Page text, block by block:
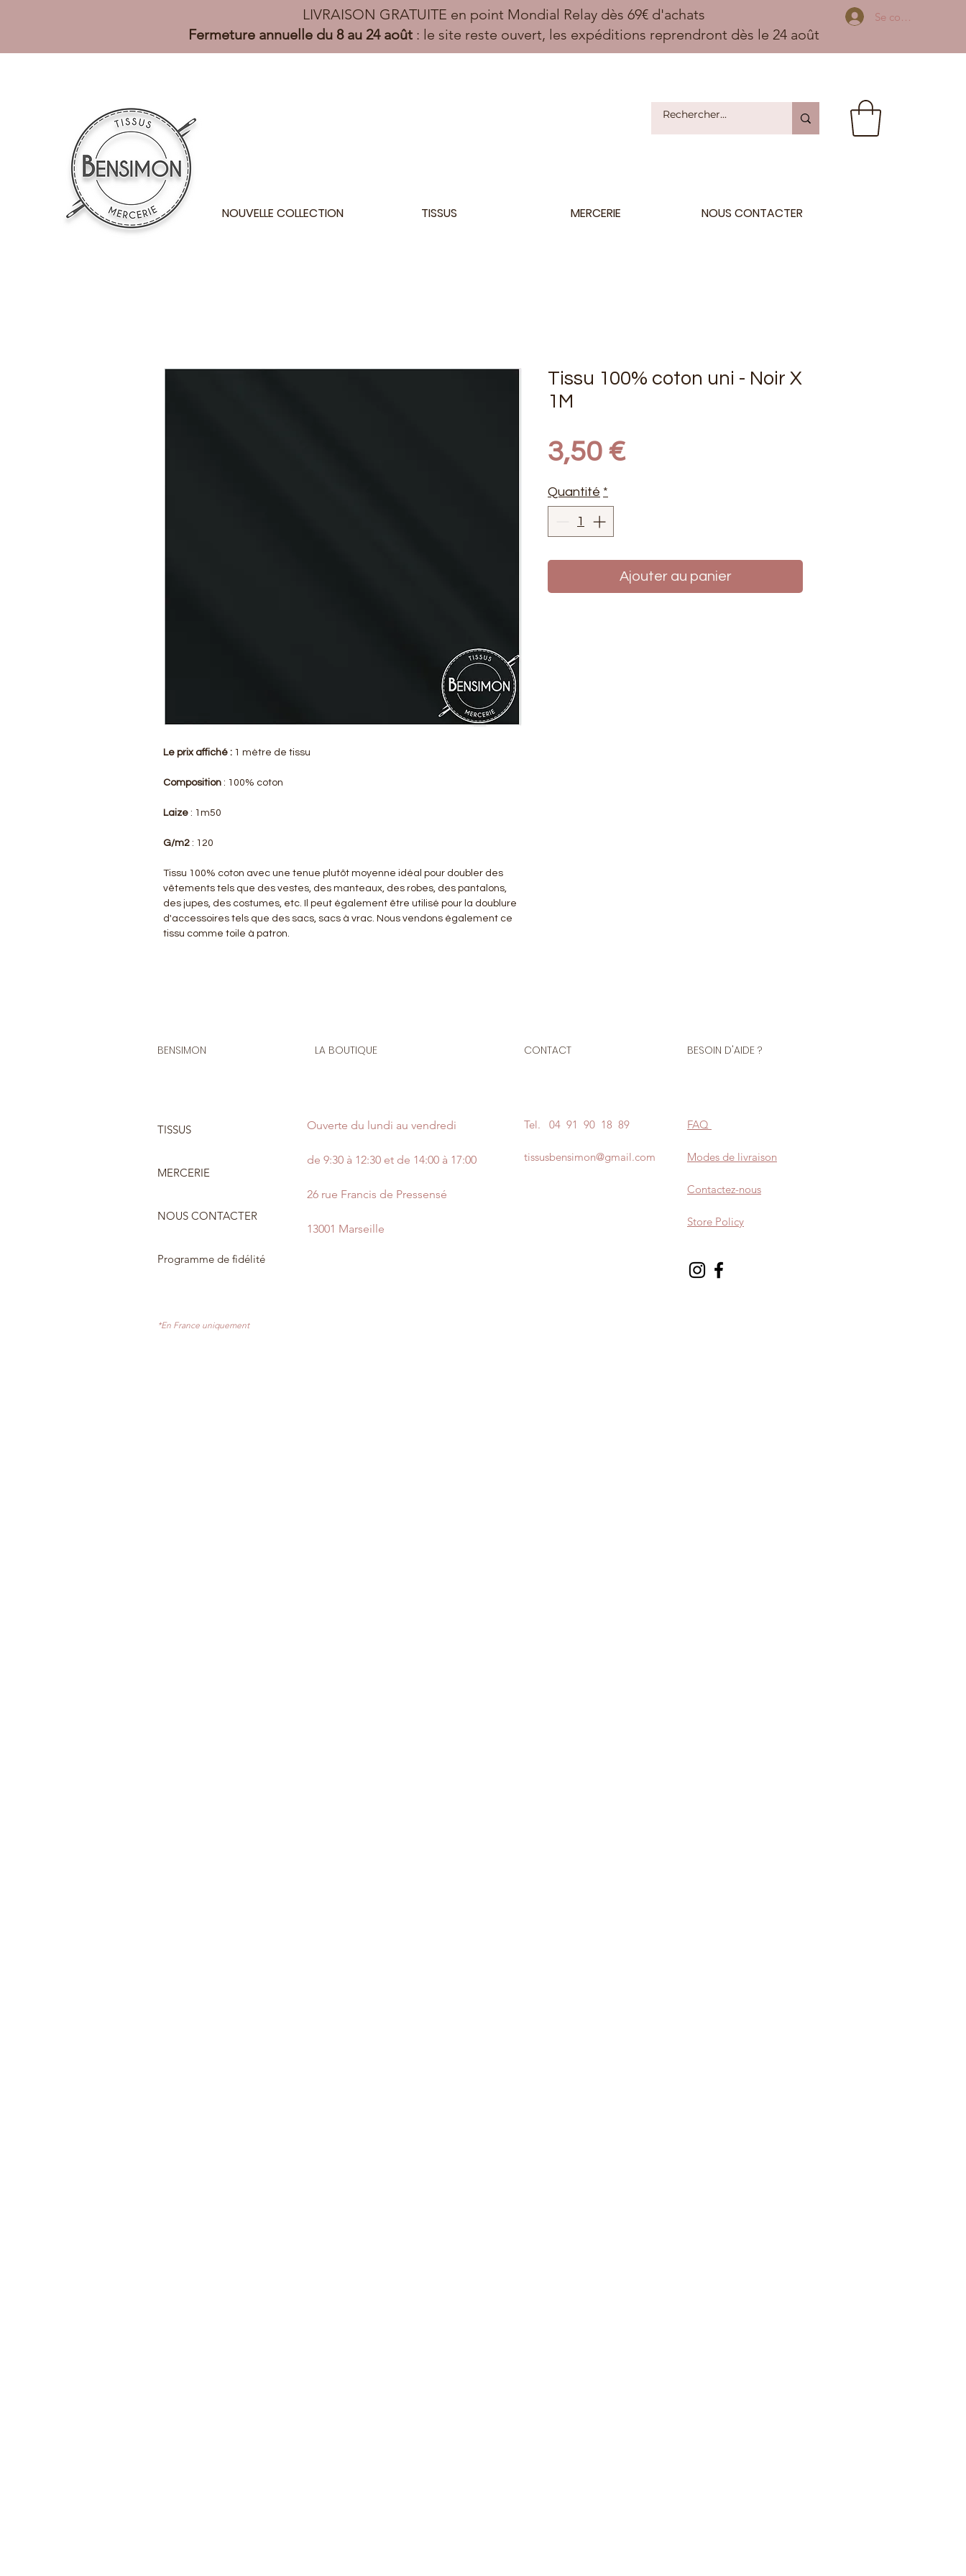
LIVRAISON GRATUITE en point Mondial Relay dès 69€ d'achats
Fermeture annuelle du 8 au 24 août: le site reste ouvert, les expéditions reprendront dès le 24 août
Se connecter
NOUVELLE COLLECTION TISSUS MERCERIE NOUS CONTACTER
Le prix affiché : 1 mètre de tissu
Composition : 100% coton
Laize : 1m50
G/m2 : 120
Tissu 100% coton avec une tenue plutôt moyenne idéal pour doubler des
vêtements tels que des vestes, des manteaux, des robes, des pantalons,
des jupes, des costumes, etc. Il peut également être utilisé pour la doublure
d'accessoires tels que des sacs, sacs à vrac. Nous vendons également ce
tissu comme toile à patron.
Tissu 100% coton uni - Noir X
1M
3,50 €Prix
Quantité *
Ajouter au panier
BENSIMON
TISSUS
MERCERIE
NOUS CONTACTER
Programme de fidélité
LA BOUTIQUE
Ouverte du lundi au vendredi
de 9:30 à 12:30 et de 14:00 à 17:00
26 rue Francis de Pressensé
13001 Marseille
CONTACT BESOIN D'AIDE ?
Tel. 04 91 90 18 89
tissusbensimon@gmail.com
FAQ
Modes de livraison
Contactez-nous
Store Policy
*En France uniquement